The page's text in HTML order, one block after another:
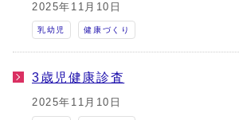
2025年11月10日
乳幼児 健康づくり
3歳児健康診査
2025年11月10日